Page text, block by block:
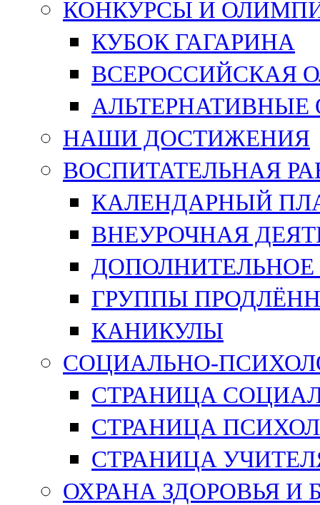
КОНКУРСЫ И
КУБОК ГАГАРИНА
ВСЕРОССИЙСКАЯ
НАШИ ДОСТИЖЕНИЯ
ВОСПИТАТЕЛЬНАЯ
КАЛЕНДАРНЫЙ
ВНЕУРОЧНАЯ
ДОПОЛНИТЕЛЬНОЕ
ГРУППЫ
КАНИКУЛЫ
СОЦИАЛЬНО-
СТРАНИЦА
СТРАНИЦА
СТРАНИЦА
ОХРАНА ЗДОРОВЬЯ И